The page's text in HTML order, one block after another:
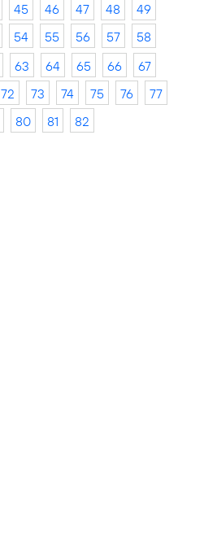
45 46 47 48
49
54 55 56 57
58
63 64 65 66
67
72 73 74 75 76
77
80 81 82